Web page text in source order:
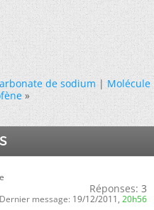
de sodium|Molécule
»
Réponses: 3
Dernier message: 19/12/2011, 20h56